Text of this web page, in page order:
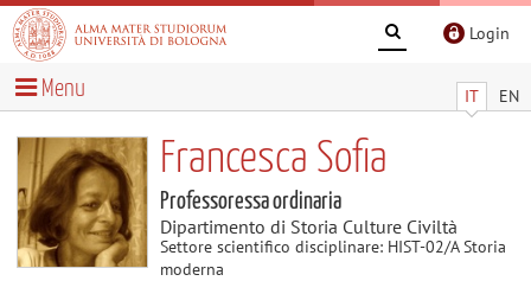
Login
IT EN
Menu
Francesca Sofia
Professoressa ordinaria
Dipartimento di Storia Culture Civiltà
Settore scientifico disciplinare: HIST-02/A Storia
moderna